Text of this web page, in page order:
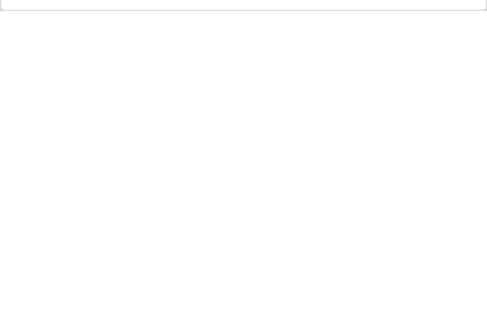
inkl. MwSt. inkl. MwSt.